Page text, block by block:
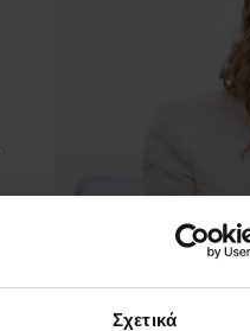
Σχετικά